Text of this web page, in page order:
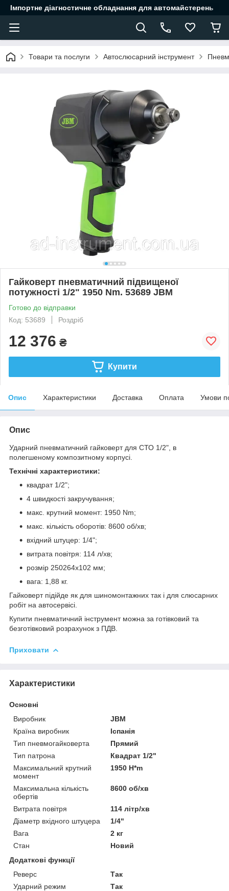
Імпортне діагностичне обладнання для автомайстерень
Товари та послуги Автослюсарний інструмент
Гайковерт пневматичний підвищеної
потужності 1/2" 1950 Nm. 53689 JBM
Готово до відправки
Код: 53689
Роздріб
12 376 ₴
Купити
Опис Характеристики Доставка Оплата Умови
Опис
Ударний пневматичний гайковерт для СТО 1/2", в
полегшеному композитному корпусі.
Технічні характеристики:
квадрат 1/2";
4 швидкості закручування;
макс. крутний момент: 1950 Nm;
макс. кількість оборотів: 8600 об/хв;
вхідний штуцер: 1/4";
витрата повітря: 114 л/хв;
розмір 250264х102 мм;
вага: 1,88 кг.
Гайковерт підійде як для шиномонтажних так і для слюсарних
робіт на автосервісі.
Купити пневматичний інструмент можна за готівковий та
безготівковий розрахунок з ПДВ.
Приховати
Характеристики
Основні
Виробник
JBM
Країна виробник
Іспанія
Тип пневмогайковерта
Прямий
Тип патрона
Квадрат 1/2"
Максимальний крутний
момент
1950 H*m
Максимальна кількість
обертів
8600 об/хв
Витрата повітря
114 літр/хв
Діаметр вхідного штуцера
1/4"
Вага
2 кг
Стан
Новий
Додаткові функції
Реверс
Так
Ударний режим
Так